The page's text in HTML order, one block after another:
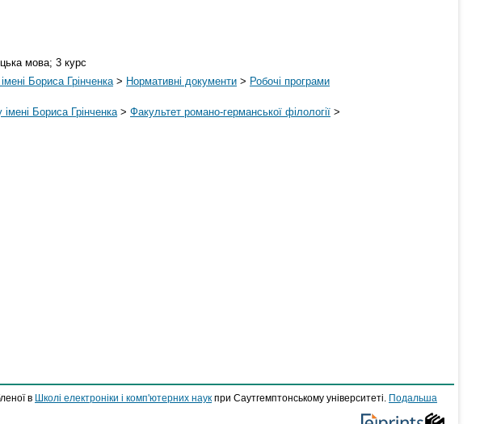
мова; 3 курс
Бориса Грінченка > Нормативні документи > Робочі програми
імені Бориса Грінченка > Факультет романо-германської філології >
в Школі електроніки і комп'ютерних наук при Саутгемптонському університеті.
Подальша